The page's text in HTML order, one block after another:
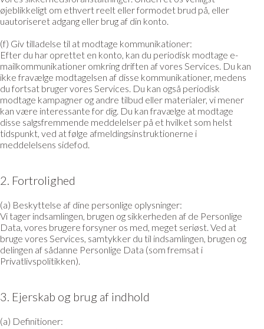
øjeblikkeligt om ethvert reelt eller formodet brud på, eller
uautoriseret adgang eller brug af din konto.
(f) Giv tilladelse til at modtage kommunikationer:
Efter du har oprettet en konto, kan du periodisk modtage e-
mailkommunikationer omkring driften af vores Services. Du kan
ikke fravælge modtagelsen af disse kommunikationer, medens
du fortsat bruger vores Services. Du kan også periodisk
modtage kampagner og andre tilbud eller materialer, vi mener
kan være interessante for dig. Du kan fravælge at modtage
disse salgsfremmende meddelelser på et hvilket som helst
tidspunkt, ved at følge afmeldingsinstruktionerne i
meddelelsens sidefod.
2. Fortrolighed
(a) Beskyttelse af dine personlige oplysninger:
Vi tager indsamlingen, brugen og sikkerheden af de Personlige
Data, vores brugere forsyner os med, meget seriøst. Ved at
bruge vores Services, samtykker du til indsamlingen, brugen og
delingen af sådanne Personlige Data (som fremsat i
Privatlivspolitikken).
3. Ejerskab og brug af indhold
(a) Definitioner: